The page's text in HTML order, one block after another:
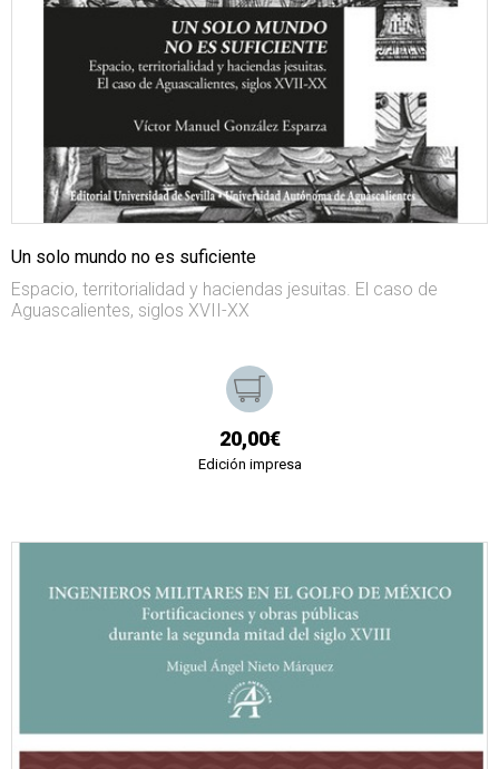
Un solo mundo no es suficiente
Espacio, territorialidad y haciendas jesuitas. El caso de
Aguascalientes, siglos XVII-XX
20,00€
Edición impresa